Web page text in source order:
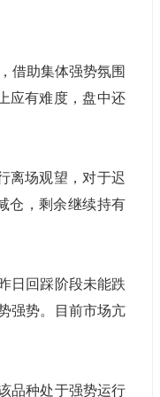
借助集体强势氛围
应有难度，盘中还
离场观望，对于迟
仓，剩余继续持有
日回踩阶段未能跌
强势。目前市场亢
品种处于强势运行